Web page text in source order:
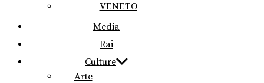
VENETO
Media
Rai
Culture
Arte